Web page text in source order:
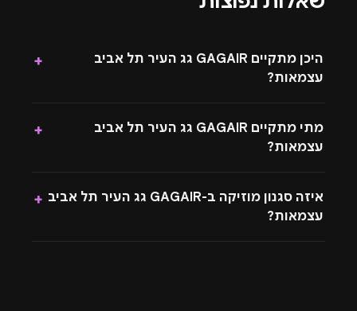
היכן מתקיים GAGAIR גג העיר תל אביב
עצמאות?
+
מתי מתקיים GAGAIR גג העיר תל אביב
עצמאות?
+
איזה סגנון מוזיקה ב-GAGAIR גג העיר תל אביב
עצמאות?
+